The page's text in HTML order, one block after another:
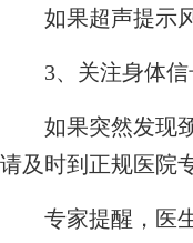
如果超声提示风
3、关注身体信
如果突然发现颈
请及时到正规医院
专家提醒，医生